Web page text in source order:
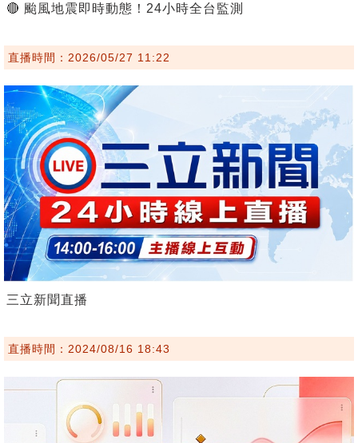
🔴 颱風地震即時動態！24小時全台監測
直播時間：2026/05/27 11:22
三立新聞直播
直播時間：2024/08/16 18:43